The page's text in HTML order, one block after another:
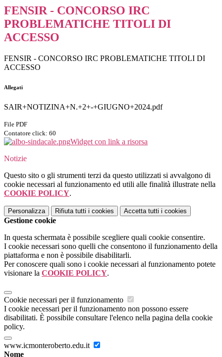
FENSIR - CONCORSO IRC
PROBLEMATICHE TITOLI DI
ACCESSO
FENSIR - CONCORSO IRC PROBLEMATICHE TITOLI DI
ACCESSO
Allegati
SAIR+NOTIZINA+N.+2+-+GIUGNO+2024.pdf
File PDF
Contatore click: 60
Widget con link a risorsa
Notizie
Questo sito o gli strumenti terzi da questo utilizzati si avvalgono di
cookie necessari al funzionamento ed utili alle finalità illustrate nella
COOKIE POLICY.
Personalizza Rifiuta tutti i cookies Accetta tutti i cookies
Gestione cookie
In questa schermata è possibile scegliere quali cookie consentire.
I cookie necessari sono quelli che consentono il funzionamento della
piattaforma e non è possibile disabilitarli.
Per conoscere quali sono i cookie necessari al funzionamento potete
visionare la COOKIE POLICY.
Cookie necessari per il funzionamento
I cookie necessari per il funzionamento non possono essere
disabilitati. È possibile consultare l'elenco nella pagina della cookie
policy.
www.icmonteroberto.edu.it
Nome